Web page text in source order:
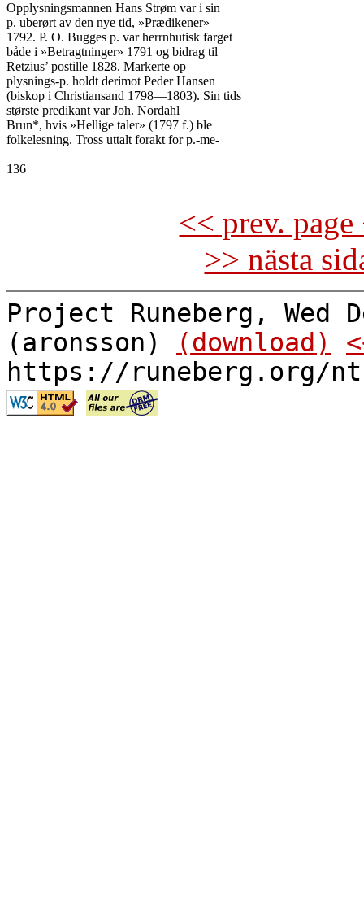
Opplysningsmannen Hans Strøm var i sin
p. uberørt av den nye tid, »Prædikener»
1792. P. O. Bugges p. var herrnhutisk farget
både i »Betragtninger» 1791 og bidrag til
Retzius’ postille 1828. Markerte op
plysnings-p. holdt derimot Peder Hansen
(biskop i Christiansand 1798—1803). Sin tids
største predikant var Joh. Nordahl
Brun*, hvis »Hellige taler» (1797 f.) ble
folkelesning. Tross uttalt forakt for p.-me-
136
<< prev.
>> nästa
Project Runeberg, Wed
(aronsson)
(download)
https://runeberg.org/